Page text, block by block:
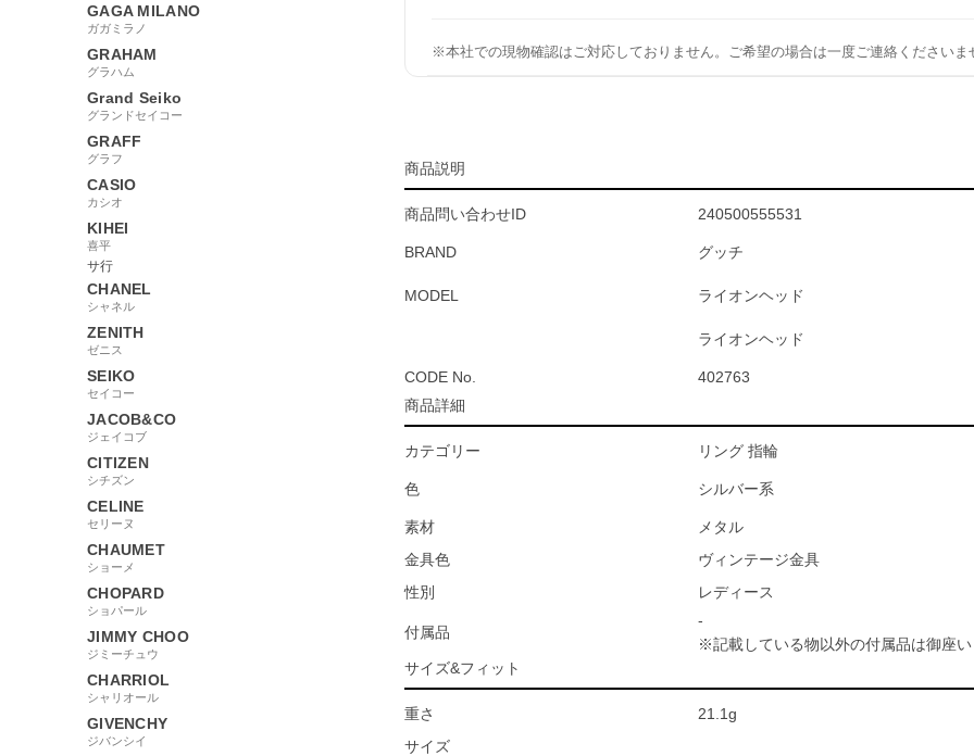
GAGA MILANO
ガガミラノ
GRAHAM
グラハム
Grand Seiko
グランドセイコー
GRAFF
グラフ
CASIO
カシオ
KIHEI
喜平
サ行
CHANEL
シャネル
ZENITH
ゼニス
SEIKO
セイコー
JACOB&CO
ジェイコブ
CITIZEN
シチズン
CELINE
セリーヌ
CHAUMET
ショーメ
CHOPARD
ショパール
JIMMY CHOO
ジミーチュウ
CHARRIOL
シャリオール
GIVENCHY
ジバンシイ
※本社での現物確認はご対応しておりません。ご希望の場合は一度ご連絡くださいま
商品説明
商品問い合わせID 240500555531
BRAND グッチ
MODEL ライオンヘッド
ライオンヘッド
CODE No.
402763
商品詳細
カテゴリー リング 指輪
色 シルバー系
素材
メタル
金具色
ヴィンテージ金具
性別
レディース
付属品
-
※記載している物以外の付属品は御座
サイズ&フィット
重さ
21.1g
サイズ